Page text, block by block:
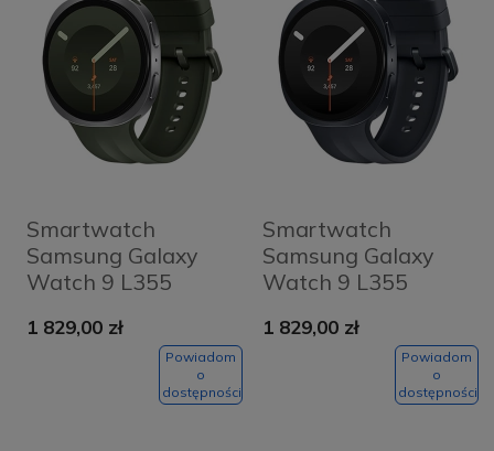
Smartwatch
Samsung Galaxy
Watch 9 L355
oliwkowy - Silver-
1 829,00 zł
Powiadom
o
dostępności
Smartwatch
Samsung Galaxy
Watch 9 L355
Grafitowo-czarny -
Graphite-Black
1 829,00 zł
Powiadom
o
dostępności